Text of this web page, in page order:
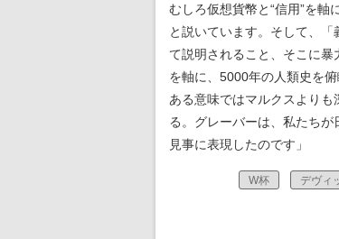
むしろ仮想貨幣と“信用”を軸
と説いています。そして、
て説明されること、そこに
を軸に、5000年の人類史を
ある意味ではマルクスより
る。グレーバーは、私たち
見事に表現したのです」
W杯 デヴィ